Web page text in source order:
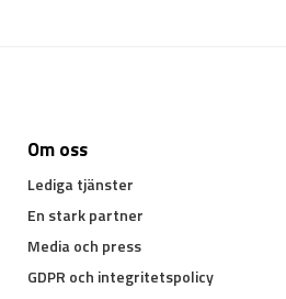
Om oss
Lediga tjänster
En stark partner
Media och press
GDPR och integritetspolicy